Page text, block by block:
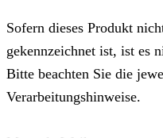
Sofern dieses Produkt
gekennzeichnet ist, ist es
Bitte beachten Sie die
Verarbeitungshinweise.